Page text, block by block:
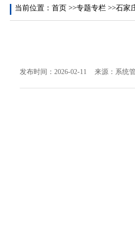
当前位置： 首页 >>专题专栏 >>石家
发布时间：2026-02-11 来源：系统